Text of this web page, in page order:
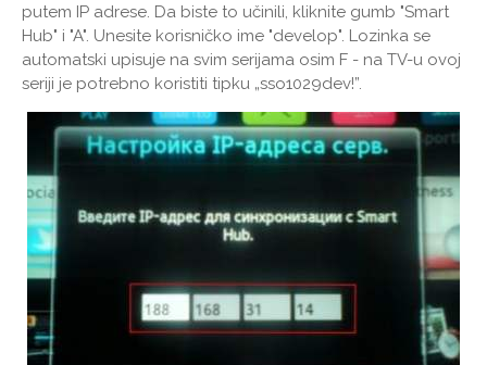
putem IP adrese. Da biste to učinili, kliknite gumb "Smart
Hub" i "A". Unesite korisničko ime "develop". Lozinka se
automatski upisuje na svim serijama osim F - na TV-u ovoj
seriji je potrebno koristiti tipku „sso1029dev!”.